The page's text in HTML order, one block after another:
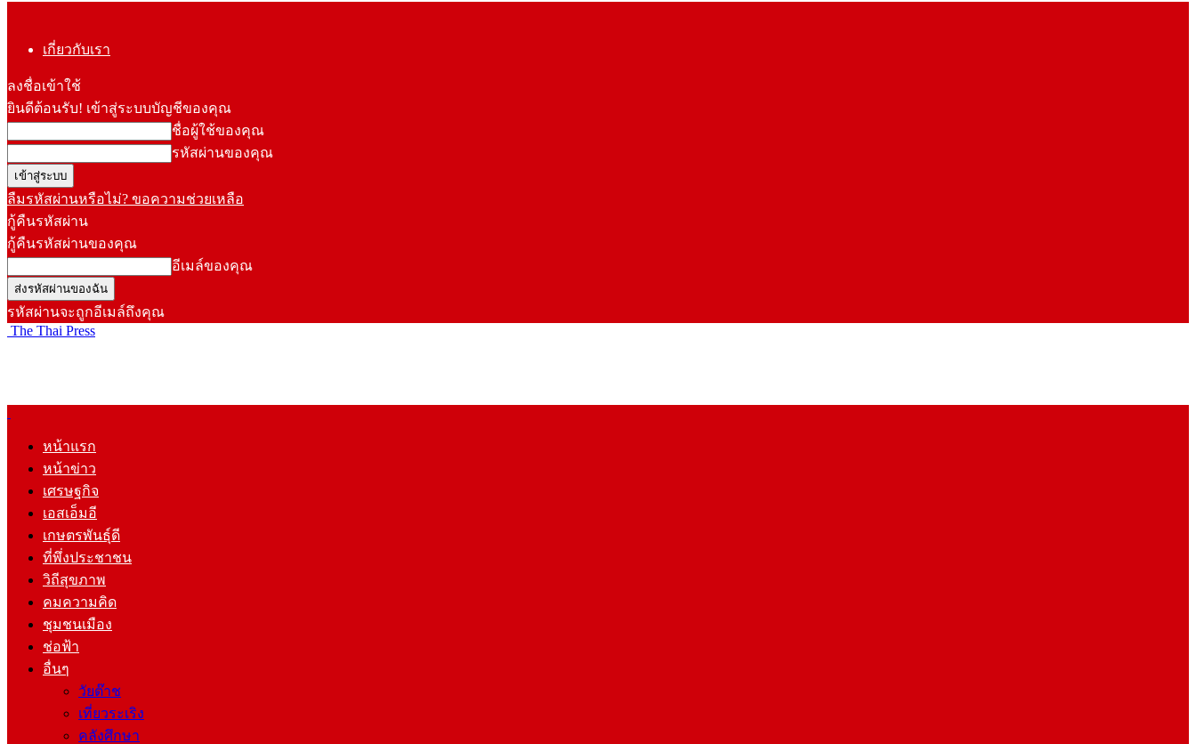
เกี่ยวกับเรา
ลงชื่อเข้าใช้
ยินดีต้อนรับ! เข้าสู่ระบบบัญชีของคุณ
ชื่อผู้ใช้ของคุณ
รหัสผ่านของคุณ
ลืมรหัสผ่านหรือไม่? ขอความช่วยเหลือ
กู้คืนรหัสผ่าน
กู้คืนรหัสผ่านของคุณ
อีเมล์ของคุณ
รหัสผ่านจะถูกอีเมล์ถึงคุณ
The Thai Press
หน้าแรก
หน้าข่าว
เศรษฐกิจ
เอสเอ็มอี
เกษตรพันธุ์ดี
ที่พึ่งประชาชน
วิถีสุขภาพ
คมความคิด
ชุมชนเมือง
ช่อฟ้า
อื่นๆ
วัยต๊าช
เที่ยวระเริง
คลังศึกษา